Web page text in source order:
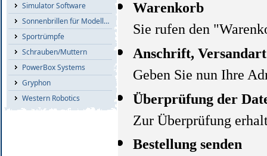
Simulator Software
Sonnenbrillen für Modellflieger
Sportrümpfe
Schrauben/Muttern
PowerBox Systems
Gryphon
Western Robotics
Warenkorb
Sie rufen den
Anschrift,
Geben Sie nun Ihre
Überprüfung der
Zur Überprüfung
Bestellung senden